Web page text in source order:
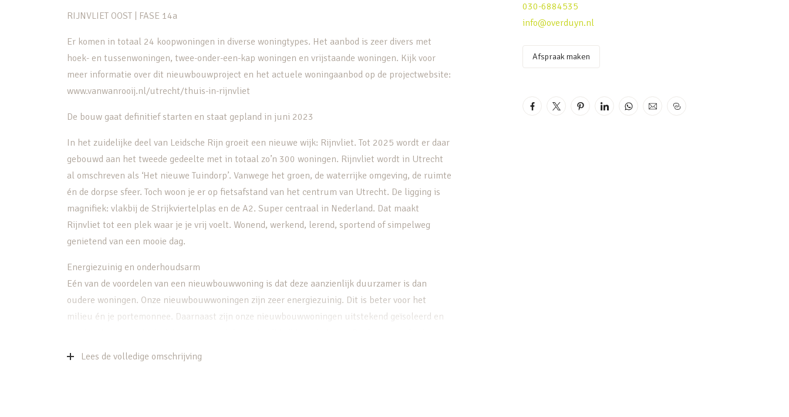
RIJNVLIET OOST | FASE 14a
Er komen in totaal 24 koopwoningen in diverse woningtypes. Het aanbod is zeer divers met
hoek- en tussenwoningen, twee-onder-een-kap woningen en vrijstaande woningen. Kijk voor
meer informatie over dit nieuwbouwproject en het actuele woningaanbod op de projectwebsite:
www.vanwanrooij.nl/utrecht/thuis-in-rijnvliet
De bouw gaat definitief starten en staat gepland in juni 2023
In het zuidelijke deel van Leidsche Rijn groeit een nieuwe wijk: Rijnvliet. Tot 2025 wordt er daar
gebouwd aan het tweede gedeelte met in totaal zo’n 300 woningen. Rijnvliet wordt in Utrecht
al omschreven als ‘Het nieuwe Tuindorp’. Vanwege het groen, de waterrijke omgeving, de ruimte
én de dorpse sfeer. Toch woon je er op fietsafstand van het centrum van Utrecht. De ligging is
magnifiek: vlakbij de Strijkviertelplas en de A2. Super centraal in Nederland. Dat maakt
Rijnvliet tot een plek waar je je vrij voelt. Wonend, werkend, lerend, sportend of simpelweg
genietend van een mooie dag.
Energiezuinig en onderhoudsarm
Eén van de voordelen van een nieuwbouwwoning is dat deze aanzienlijk duurzamer is dan
oudere woningen. Onze nieuwbouwwoningen zijn zeer energiezuinig. Dit is beter voor het
milieu én je portemonnee. Daarnaast zijn onze nieuwbouwwoningen uitstekend geïsoleerd en
je woning verzorgen wij.
Lees de volledige omschrijving
030-6884535
info@overduyn.nl
Afspraak maken